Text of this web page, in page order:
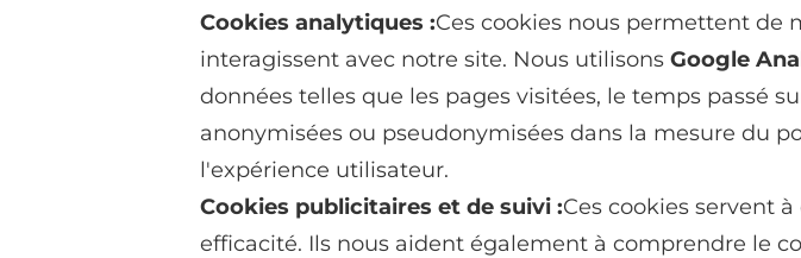
Cookies analytiques :Ces cookies nous permettent de
interagissent avec notre site. Nous utilisons Google
données telles que les pages visitées, le temps passé
anonymisées ou pseudonymisées dans la mesure du
l'expérience utilisateur.
Cookies publicitaires et de suivi :Ces cookies servent
efficacité. Ils nous aident également à comprendre le